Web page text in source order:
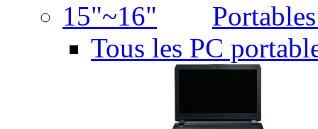
Tous les PC